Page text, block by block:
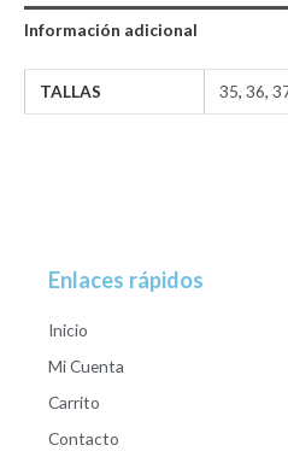
Información adicional
TALLAS 35,36,
Enlaces rápidos
Inicio
Mi Cuenta
Carrito
Contacto